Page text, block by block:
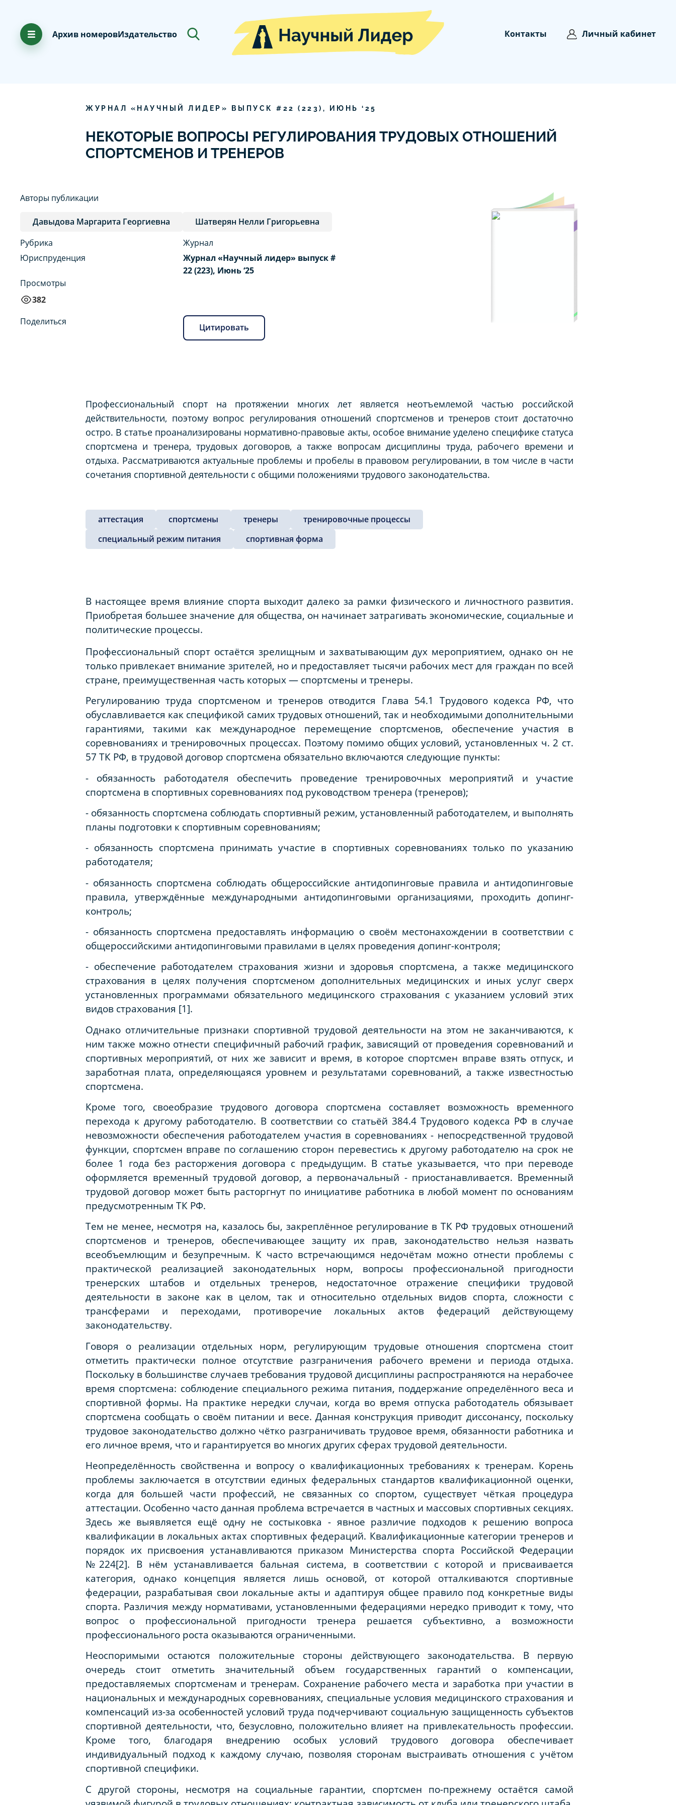
Архив номеровИздательство Контакты Личный кабинет
ЖУРНАЛ «НАУЧНЫЙ ЛИДЕР» ВЫПУСК # 22 ( 223), ИЮНЬ ‘ 25
НЕКОТОРЫЕ ВОПРОСЫ РЕГУЛИРОВАНИЯ ТРУДОВЫХ ОТНОШЕНИЙ
СПОРТСМЕНОВ И ТРЕНЕРОВ
Авторы публикации
Давыдова Маргарита Георгиевна
Шатверян Нелли Григорьевна
Рубрика
Юриспруденция
Просмотры
382
Журнал
Журнал «Научный лидер» выпуск #
22 (223), Июнь ‘25
Поделиться
Цитировать
Профессиональный спорт на протяжении многих лет является неотъемлемой частью российской
действительности, поэтому вопрос регулирования отношений спортсменов и тренеров стоит достаточно
остро. В статье проанализированы нормативно-правовые акты, особое внимание уделено специфике статуса
спортсмена и тренера, трудовых договоров, а также вопросам дисциплины труда, рабочего времени и
отдыха. Рассматриваются актуальные проблемы и пробелы в правовом регулировании, в том числе в части
сочетания спортивной деятельности с общими положениями трудового законодательства.
аттестация спортсмены тренеры
тренировочные процессы
специальный режим питания
спортивная форма
В настоящее время влияние спорта выходит далеко за рамки физического и личностного развития.
Приобретая большее значение для общества, он начинает затрагивать экономические, социальные и
политические процессы.
Профессиональный спорт остаётся зрелищным и захватывающим дух мероприятием, однако он не
только привлекает внимание зрителей, но и предоставляет тысячи рабочих мест для граждан по всей
стране, преимущественная часть которых — спортсмены и тренеры.
Регулированию труда спортсменом и тренеров отводится Глава 54.1 Трудового кодекса РФ, что
обуславливается как спецификой самих трудовых отношений, так и необходимыми дополнительными
гарантиями, такими как международное перемещение спортсменов, обеспечение участия в
соревнованиях и тренировочных процессах. Поэтому помимо общих условий, установленных ч. 2 ст.
57 ТК РФ, в трудовой договор спортсмена обязательно включаются следующие пункты:
- обязанность работодателя обеспечить проведение тренировочных мероприятий и участие
спортсмена в спортивных соревнованиях под руководством тренера (тренеров);
- обязанность спортсмена соблюдать спортивный режим, установленный работодателем, и выполнять
планы подготовки к спортивным соревнованиям;
- обязанность спортсмена принимать участие в спортивных соревнованиях только по указанию
работодателя;
- обязанность спортсмена соблюдать общероссийские антидопинговые правила и антидопинговые
правила, утверждённые международными антидопинговыми организациями, проходить допинг-
контроль;
- обязанность спортсмена предоставлять информацию о своём местонахождении в соответствии с
общероссийскими антидопинговыми правилами в целях проведения допинг-контроля;
- обеспечение работодателем страхования жизни и здоровья спортсмена, а также медицинского
страхования в целях получения спортсменом дополнительных медицинских и иных услуг сверх
установленных программами обязательного медицинского страхования с указанием условий этих
видов страхования [1].
Однако отличительные признаки спортивной трудовой деятельности на этом не заканчиваются, к
ним также можно отнести специфичный рабочий график, зависящий от проведения соревнований и
спортивных мероприятий, от них же зависит и время, в которое спортсмен вправе взять отпуск, и
заработная плата, определяющаяся уровнем и результатами соревнований, а также известностью
спортсмена.
Кроме того, своеобразие трудового договора спортсмена составляет возможность временного
перехода к другому работодателю. В соответствии со статьёй 384.4 Трудового кодекса РФ в случае
невозможности обеспечения работодателем участия в соревнованиях - непосредственной трудовой
функции, спортсмен вправе по соглашению сторон перевестись к другому работодателю на срок не
более 1 года без расторжения договора с предыдущим. В статье указывается, что при переводе
оформляется временный трудовой договор, а первоначальный - приостанавливается. Временный
трудовой договор может быть расторгнут по инициативе работника в любой момент по основаниям
предусмотренным ТК РФ.
Тем не менее, несмотря на, казалось бы, закреплённое регулирование в ТК РФ трудовых отношений
спортсменов и тренеров, обеспечивающее защиту их прав, законодательство нельзя назвать
всеобъемлющим и безупречным. К часто встречающимся недочётам можно отнести проблемы с
практической реализацией законодательных норм, вопросы профессиональной пригодности
тренерских штабов и отдельных тренеров, недостаточное отражение специфики трудовой
деятельности в законе как в целом, так и относительно отдельных видов спорта, сложности с
трансферами и переходами, противоречие локальных актов федераций действующему
законодательству.
Говоря о реализации отдельных норм, регулирующим трудовые отношения спортсмена стоит
отметить практически полное отсутствие разграничения рабочего времени и периода отдыха.
Поскольку в большинстве случаев требования трудовой дисциплины распространяются на нерабочее
время спортсмена: соблюдение специального режима питания, поддержание определённого веса и
спортивной формы. На практике нередки случаи, когда во время отпуска работодатель обязывает
спортсмена сообщать о своём питании и весе. Данная конструкция приводит диссонансу, поскольку
трудовое законодательство должно чётко разграничивать трудовое время, обязанности работника и
его личное время, что и гарантируется во многих других сферах трудовой деятельности.
Неопределённость свойственна и вопросу о квалификационных требованиях к тренерам. Корень
проблемы заключается в отсутствии единых федеральных стандартов квалификационной оценки,
когда для большей части профессий, не связанных со спортом, существует чёткая процедура
аттестации. Особенно часто данная проблема встречается в частных и массовых спортивных секциях.
Здесь же выявляется ещё одну не состыковка - явное различие подходов к решению вопроса
квалификации в локальных актах спортивных федераций. Квалификационные категории тренеров и
порядок их присвоения устанавливаются приказом Министерства спорта Российской Федерации
№224[2]. В нём устанавливается бальная система, в соответствии с которой и присваивается
категория, однако концепция является лишь основой, от которой отталкиваются спортивные
федерации, разрабатывая свои локальные акты и адаптируя общее правило под конкретные виды
спорта. Различия между нормативами, установленными федерациями нередко приводит к тому, что
вопрос о профессиональной пригодности тренера решается субъективно, а возможности
профессионального роста оказываются ограниченными.
Неоспоримыми остаются положительные стороны действующего законодательства. В первую
очередь стоит отметить значительный объем государственных гарантий о компенсации,
предоставляемых спортсменам и тренерам. Сохранение рабочего места и заработка при участии в
национальных и международных соревнованиях, специальные условия медицинского страхования и
компенсаций из-за особенностей условий труда подчерчивают социальную защищенность субъектов
спортивной деятельности, что, безусловно, положительно влияет на привлекательность профессии.
Кроме того, благодаря внедрению особых условий трудового договора обеспечивает
индивидуальный подход к каждому случаю, позволяя сторонам выстраивать отношения с учётом
спортивной специфики.
С другой стороны, несмотря на социальные гарантии, спортсмен по-прежнему остаётся самой